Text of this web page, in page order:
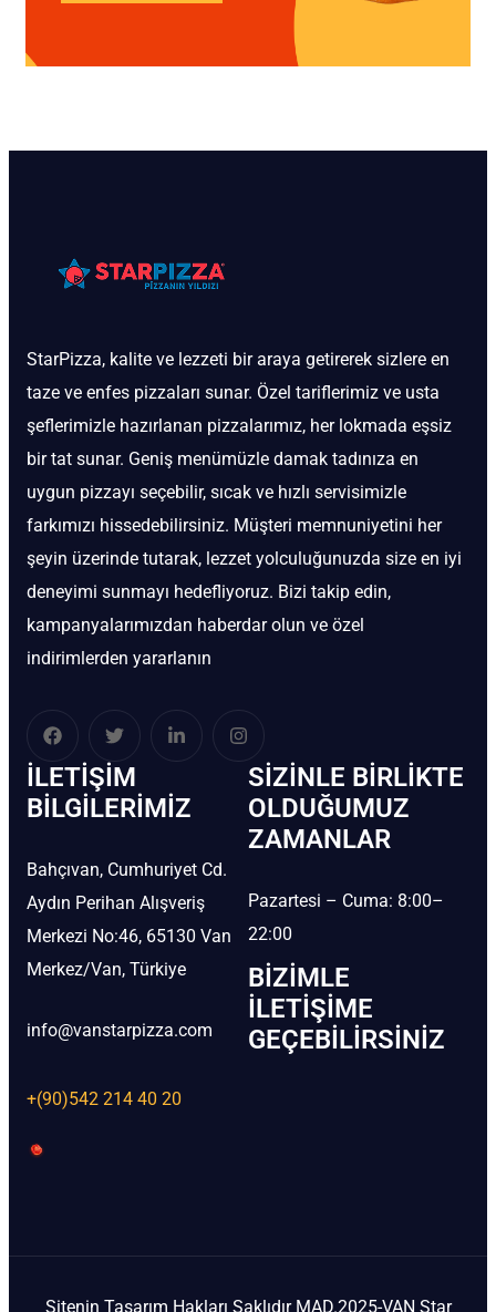
StarPizza, kalite ve lezzeti bir araya getirerek sizlere en
taze ve enfes pizzaları sunar. Özel tariflerimiz ve usta
şeflerimizle hazırlanan pizzalarımız, her lokmada eşsiz
bir tat sunar. Geniş menümüzle damak tadınıza en
uygun pizzayı seçebilir, sıcak ve hızlı servisimizle
farkımızı hissedebilirsiniz. Müşteri memnuniyetini her
şeyin üzerinde tutarak, lezzet yolculuğunuzda size en iyi
deneyimi sunmayı hedefliyoruz. Bizi takip edin,
kampanyalarımızdan haberdar olun ve özel
indirimlerden yararlanın
İLETIŞIM
BİLGILERIMIZ
Bahçıvan, Cumhuriyet Cd.
Aydın Perihan Alışveriş
Merkezi No:46, 65130 Van
Merkez/Van, Türkiye
info@vanstarpizza.com
+(90)542 214 40 20
SIZINLE BIRLIKTE
OLDUĞUMUZ
ZAMANLAR
Pazartesi – Cuma: 8:00–
22:00
BIZIMLE
İLETIŞIME
GEÇEBILIRSINIZ
Sitenin Tasarım Hakları Saklıdır MAD.2025-VAN Star